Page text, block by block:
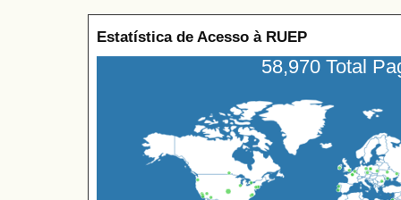
Estatística de Acesso à RUEP
58,970 Total